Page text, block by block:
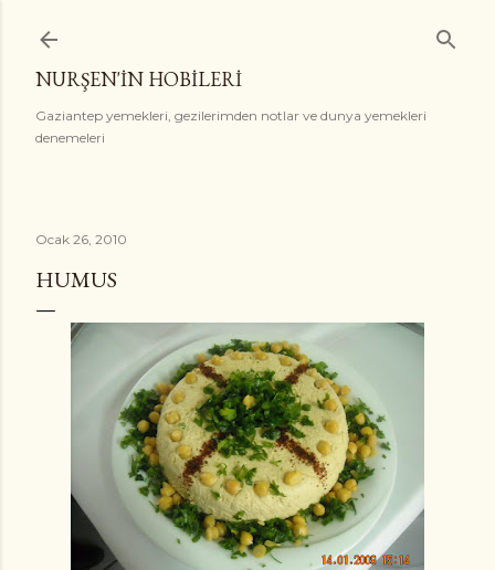
NURŞEN'İN HOBİLERİ
Gaziantep yemekleri, gezilerimden notlar ve dunya yemekleri
denemeleri
Ocak 26, 2010
HUMUS